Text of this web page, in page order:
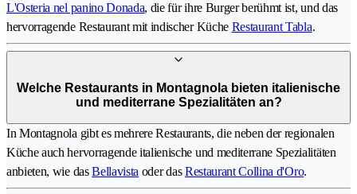
L'Osteria nel panino Donada, die für ihre Burger berühmt ist, und das
hervorragende Restaurant mit indischer Küche Restaurant Tabla.
Welche Restaurants in Montagnola bieten italienische
und mediterrane Spezialitäten an?
In Montagnola gibt es mehrere Restaurants, die neben der regionalen
Küche auch hervorragende italienische und mediterrane Spezialitäten
anbieten, wie dasBellavista oder dasRestaurant Collina d'Oro.